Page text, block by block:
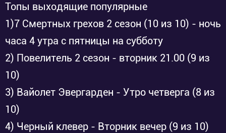
Топы выходящие популярные
1)7 Смертных грехов 2 сезон (10 из 10) - ночь
часа 4 утра с пятницы на субботу
2) Повелитель 2 сезон - вторник 21.00 (9 из
10)
3) Вайолет Эвергарден - Утро четверга (8 из
10)
4) Черный клевер - Вторник вечер (9 из 10)